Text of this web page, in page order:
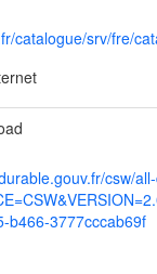
catalogue/srv/fre/
csw/
b466-3777cccab69f